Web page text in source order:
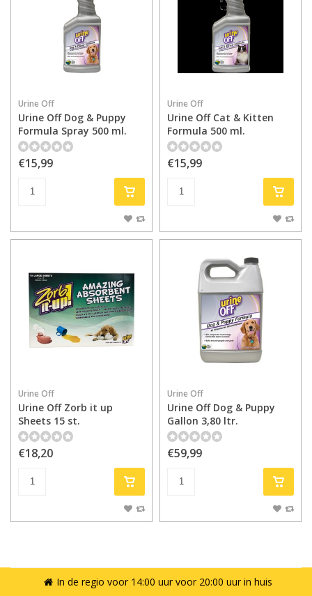
Urine Off
Urine Off Dog & Puppy
Formula Spray 500 ml.
€15,99
Urine Off
Urine Off Cat & Kitten
Formula 500 ml.
€15,99
Urine Off
Urine Off Zorb it up
Sheets 15 st.
€18,20
Urine Off
Urine Off Dog & Puppy
Gallon 3,80 ltr.
€59,99
In de regio voor 14:00 uur voor 20:00 uur in huis